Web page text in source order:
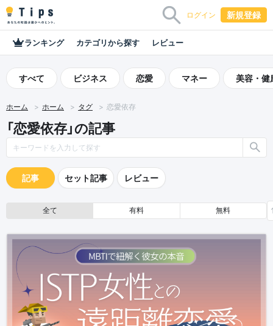
ログイン 新規登録
ランキング カテゴリから探す レビュー
すべて ビジネス 恋愛 マネー 美容・健
ホーム ホーム タグ 恋愛依存
「恋愛依存」の記事
記事 セット記事 レビュー
全て 有料 無料